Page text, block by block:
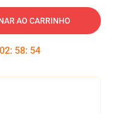
AO CARRINHO
02: 58: 54